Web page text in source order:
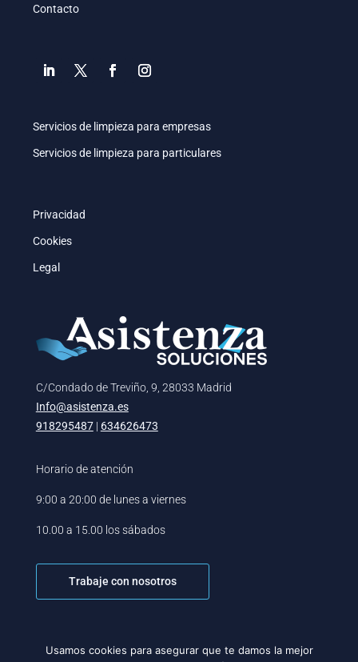
Contacto
Servicios de limpieza para empresas
Servicios de limpieza para particulares
Privacidad
Cookies
Legal
C/Condado de Treviño, 9, 28033 Madrid
Info@asistenza.es
918295487| 634626473
Horario de atención
9:00 a 20:00 de lunes a viernes
10.00 a 15.00 los sábados
Trabaje con nosotros
Usamos cookies para asegurar que te damos la mejor